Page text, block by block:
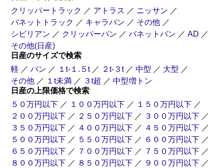
クリッパートラック ／ アトラス ／ ニッサン ／
バネットトラック ／ キャラバン ／ その他 ／
シビリアン ／ クリッパーバン ／ バネットバン ／ AD ／
その他(日産)
日産のサイズで検索
軽 ／ バン ／ １t-１.５t ／ ２t-３t ／ 中型 ／ 大型 ／
その他 ／ １t未満 ／ ３t超 ／ 中型増トン
日産の上限価格で検索
５０万円以下 ／ １００万円以下 ／ １５０万円以下 ／
２００万円以下 ／ ２５０万円以下 ／ ３００万円以下 ／
３５０万円以下 ／ ４００万円以下 ／ ４５０万円以下 ／
５００万円以下 ／ ５５０万円以下 ／ ６００万円以下 ／
６５０万円以下 ／ ７００万円以下 ／ ７５０万円以下 ／
８００万円以下 ／ ８５０万円以下 ／ ９００万円以下 ／